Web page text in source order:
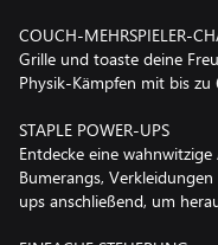
COUCH-MEHRSPIELER-
Grille und toaste deine
Physik-Kämpfen mit bis zu
STAPLE POWER-UPS
Entdecke eine
Bumerangs,
ups anschließend, um